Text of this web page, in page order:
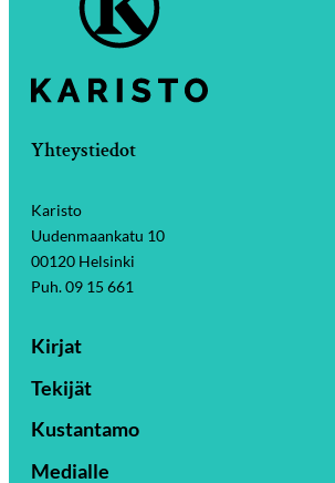
Yhteystiedot
Karisto
Uudenmaankatu 10
00120 Helsinki
Puh. 09 15 661
Kirjat
Tekijät
Kustantamo
Medialle